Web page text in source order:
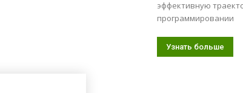
эффективную
программировании
Узнать больше